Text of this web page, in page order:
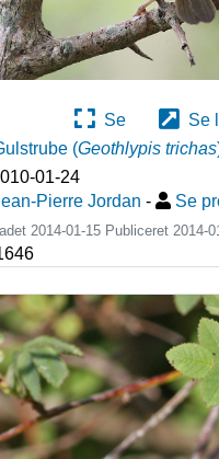
Se
Se
(Geothlypis trichas
01-24
Pierre Jordan - Se
2014-01-15 Publiceret 2014-